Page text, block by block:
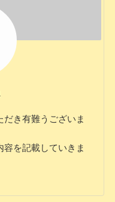
き有難うございま
容を記載していきま